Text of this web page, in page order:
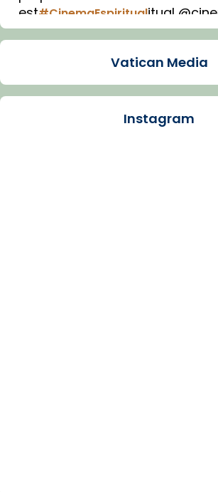
est#CinemaEspiritualitual
Imatge: Generada amb IA
Arquebisbat de Barcelona
Vatican Media
Instagram